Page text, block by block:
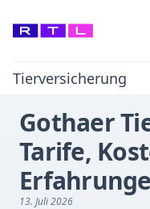
Tierversicherung
Gothaer
Tarife,
13. Juli 2026